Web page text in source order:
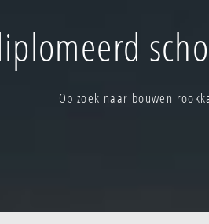
Op zoek naar bouwen